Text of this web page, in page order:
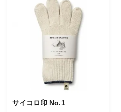
サイコロ印 No.1